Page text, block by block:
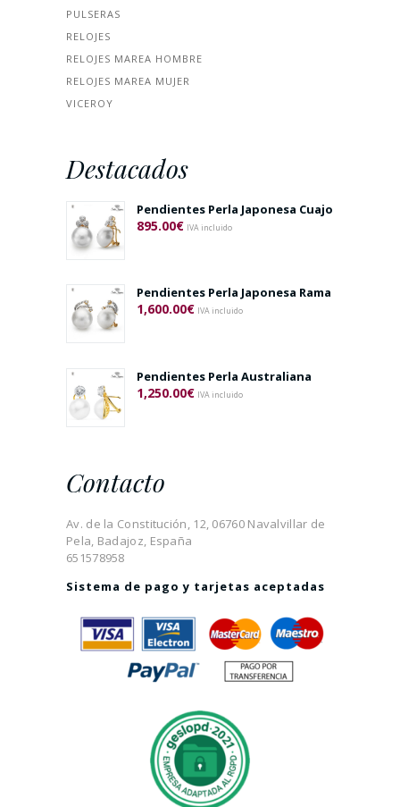
PULSERAS
RELOJES
RELOJES MAREA HOMBRE
RELOJES MAREA MUJER
VICEROY
Destacados
Pendientes Perla Japonesa Cuajo
895.00€ IVA incluido
Pendientes Perla Japonesa Rama
1,600.00€ IVA incluido
Pendientes Perla Australiana
1,250.00€ IVA incluido
Contacto
Av. de la Constitución, 12, 06760 Navalvillar de
Pela, Badajoz, España
651578958
Sistema de pago y tarjetas aceptadas